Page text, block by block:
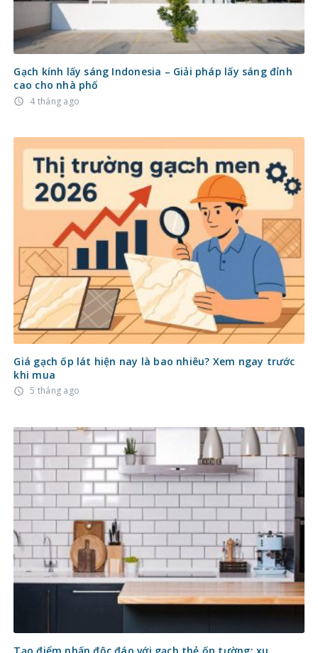
Gạch kính lấy sáng Indonesia – Giải pháp lấy sáng đỉnh
cao cho nhà phố
access_time 4 tháng ago
Giá gạch ốp lát hiện nay là bao nhiêu? Xem ngay trước
khi mua
access_time 5 tháng ago